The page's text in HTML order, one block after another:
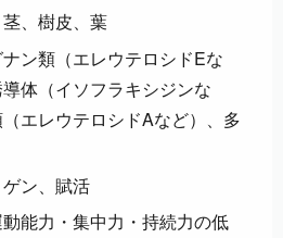
茎、樹皮、葉
ナン類（エレウテロシドEな
体（イソフラキシジンな
エレウテロシドAなど）、多
ゲン、賦活
動能力・集中力・持続力の低